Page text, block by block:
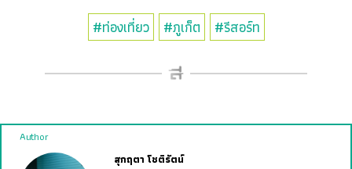
#ท่องเที่ยว #ภูเก็ต #รีสอร์ท
Author
สุกฤตา โชติรัตน์